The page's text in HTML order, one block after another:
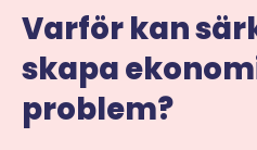
Varför kan
skapa
problem?